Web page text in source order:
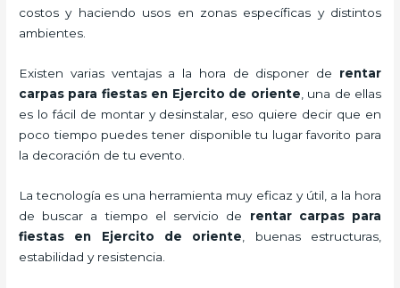
costos y haciendo usos en zonas específicas y distintos
ambientes.
Existen varias ventajas a la hora de disponer de rentar
carpas para fiestasen Ejercito de oriente , una de ellas
es lo fácil de montar y desinstalar, eso quiere decir que en
poco tiempo puedes tener disponible tu lugar favorito para
la decoración de tu evento.
La tecnología es una herramienta muy eficaz y útil, a la hora
de buscar a tiempo el servicio de rentar carpas para
fiestas en Ejercito de oriente , buenas estructuras,
estabilidad y resistencia.